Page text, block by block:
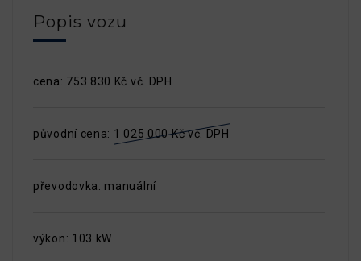
Popis vozu
cena: 753 830 Kč vč. DPH
původní cena: 1 025 000 Kč vč. DPH
převodovka: manuální
výkon: 103 kW